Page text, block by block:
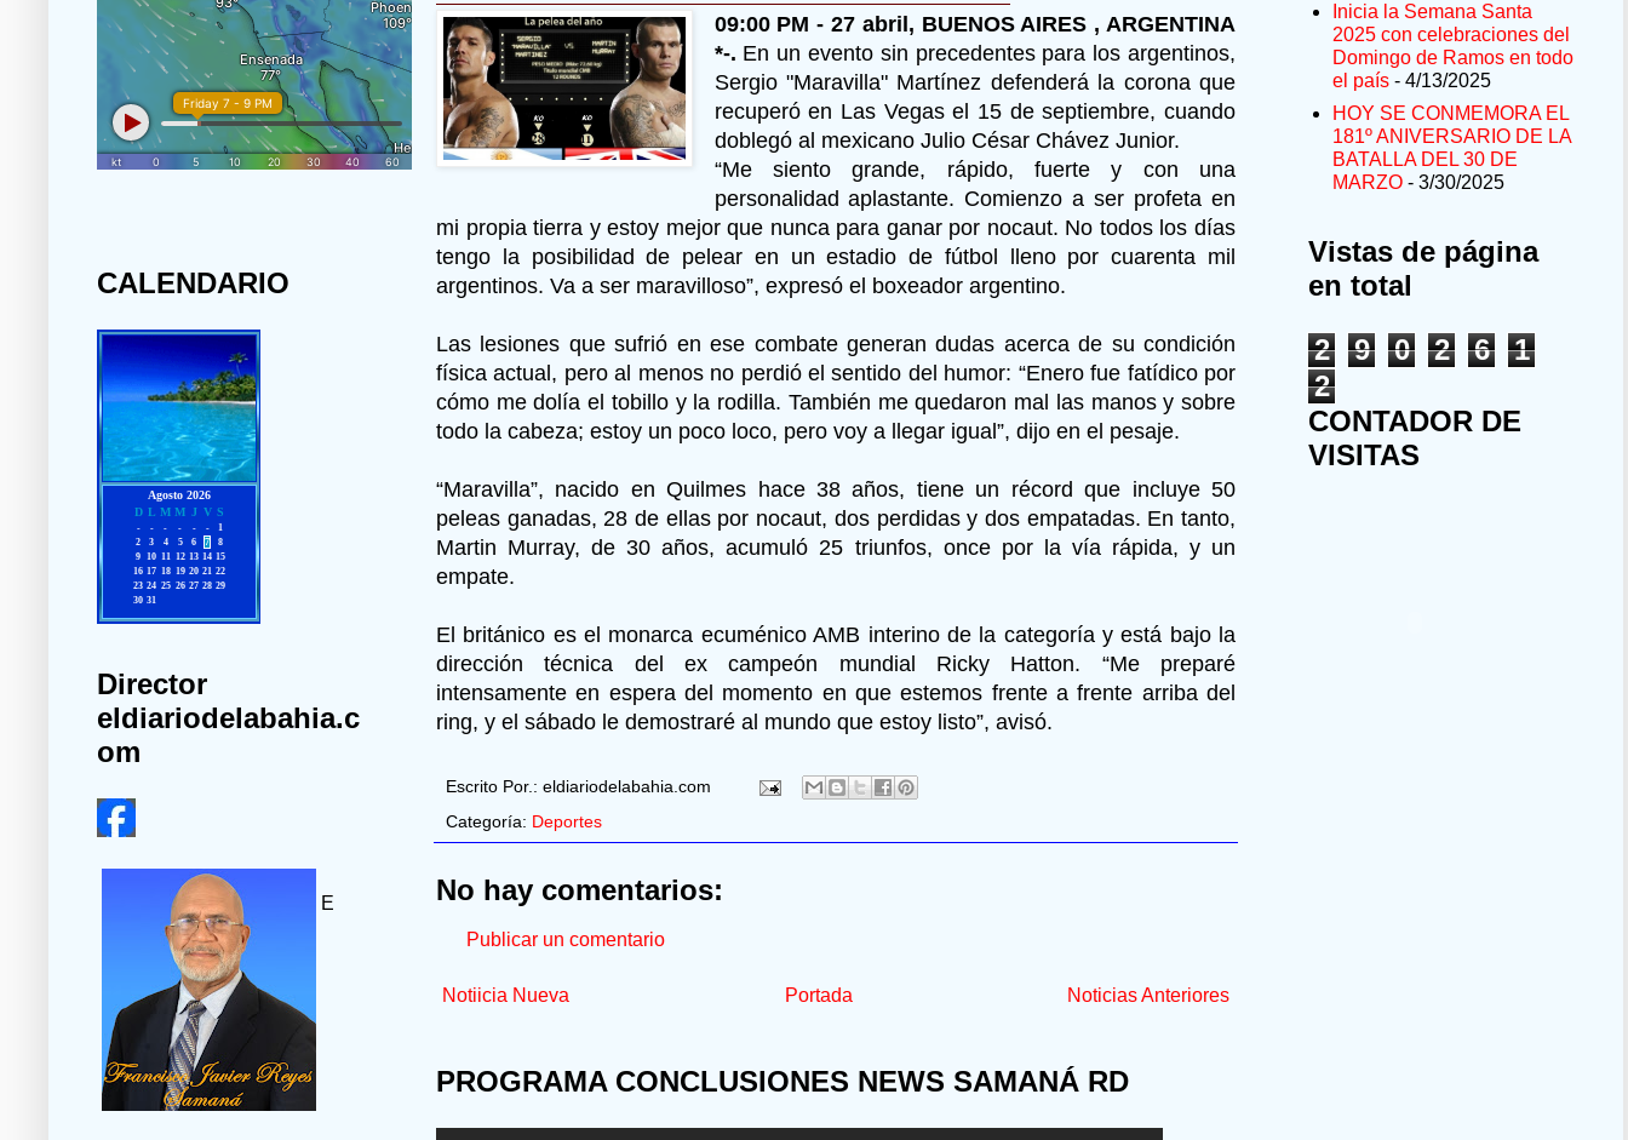
09:00 PM - 27 abril, BUENOS AIRES , ARGENTINA
*-. En un evento sin precedentes para los argentinos,
Sergio "Maravilla" Martínez defenderá la corona que
recuperó en Las Vegas el 15 de septiembre, cuando
doblegó al mexicano Julio César Chávez Junior.
“Me siento grande, rápido, fuerte y con una
personalidad aplastante. Comienzo a ser profeta en
mi propia tierra y estoy mejor que nunca para ganar por nocaut. No todos los días
tengo la posibilidad de pelear en un estadio de fútbol lleno por cuarenta mil
argentinos. Va a ser maravilloso”, expresó el boxeador argentino.
Las lesiones que sufrió en ese combate generan dudas acerca de su condición
física actual, pero al menos no perdió el sentido del humor: “Enero fue fatídico por
cómo me dolía el tobillo y la rodilla. También me quedaron mal las manos y sobre
todo la cabeza; estoy un poco loco, pero voy a llegar igual”, dijo en el pesaje.
“Maravilla”, nacido en Quilmes hace 38 años, tiene un récord que incluye 50
peleas ganadas, 28 de ellas por nocaut, dos perdidas y dos empatadas. En tanto,
Martin Murray, de 30 años, acumuló 25 triunfos, once por la vía rápida, y un
empate.
El británico es el monarca ecuménico AMB interino de la categoría y está bajo la
dirección técnica del ex campeón mundial Ricky Hatton. “Me preparé
intensamente en espera del momento en que estemos frente a frente arriba del
ring, y el sábado le demostraré al mundo que estoy listo”, avisó.
Escrito Por.: eldiariodelabahia.com
Categoría: Deportes
No hay comentarios:
Publicar un comentario
Notiicia Nueva Noticias Anteriores
Portada
PROGRAMA CONCLUSIONES NEWS SAMANÁ RD
CALENDARIO
Director
eldiariodelabahia.c
om
E
Inicia la Semana Santa
2025 con celebraciones del
Domingo de Ramos en todo
el país - 4/13/2025
HOY SE CONMEMORA EL
181º ANIVERSARIO DE LA
BATALLA DEL 30 DE
MARZO - 3/30/2025
Vistas de página
en total
2
9 0 2 6
1
2
CONTADOR DE
VISITAS